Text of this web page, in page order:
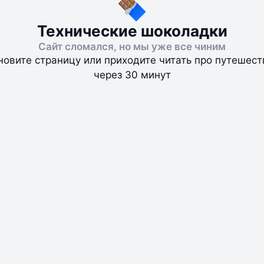
Технические шоколадки
Сайт сломался, но мы уже все чиним
страницу или приходите читать про
через 30 минут